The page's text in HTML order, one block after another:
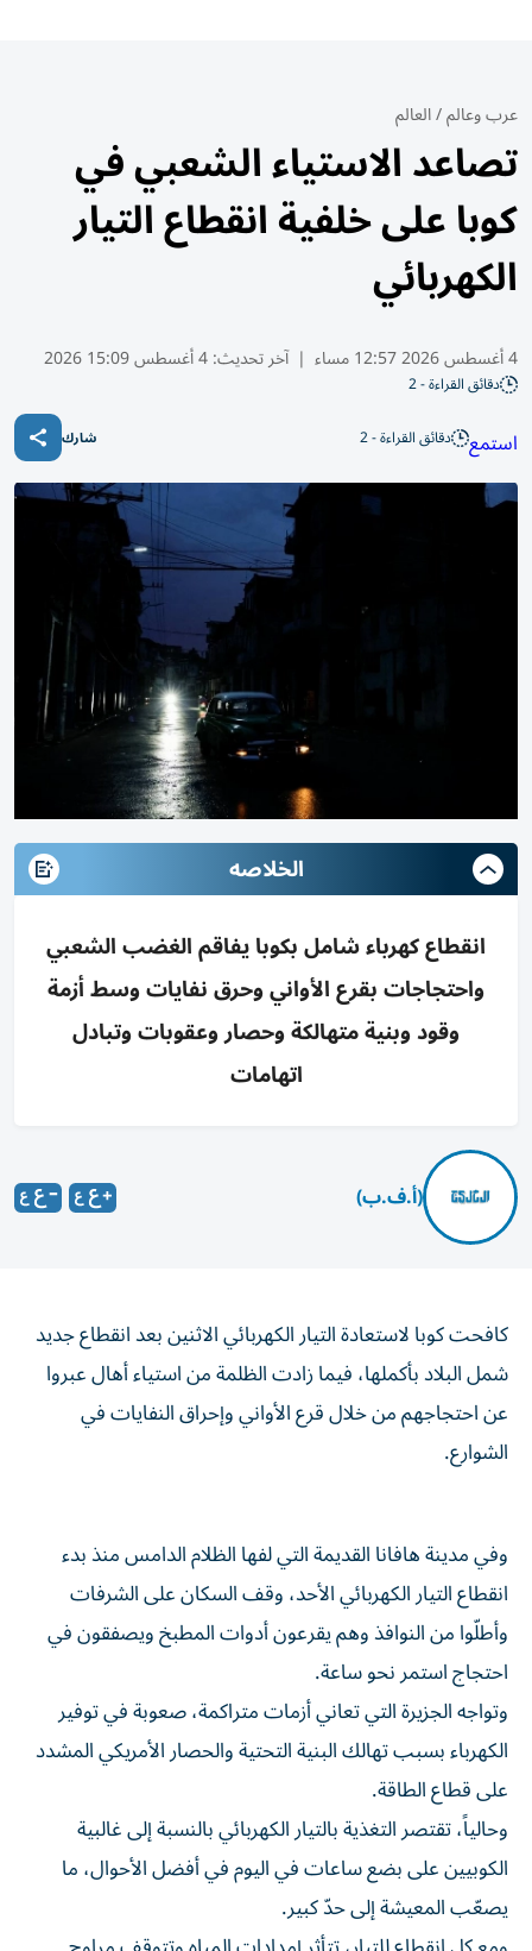
عرب وعالم/العالم
تصاعد الاستياء الشعبي في
كوبا على خلفية انقطاع التيار
الكهربائي
4 أغسطس 2026 12:57 مساء | آخر تحديث:4 أغسطس 15:09 2026
دقائق القراءة - 2
استمع دقائق القراءة - 2 شارك
الخلاصه
انقطاع كهرباء شامل بكوبا يفاقم الغضب الشعبي
واحتجاجات بقرع الأواني وحرق نفايات وسط أزمة
وقود وبنية متهالكة وحصار وعقوبات وتبادل
اتهامات
(أ.ف.ب)
شمل البلاد بأكملها، فيما زادت الظلمة من استياء أهال عبروا
عن احتجاجهم من خلال قرع الأواني وإحراق النفايات في
الشوارع.
انقطاع التيار الكهربائي الأحد، وقف السكان على الشرفات
وأطلّوا من النوافذ وهم يقرعون أدوات المطبخ ويصفقون في
احتجاج استمر نحو ساعة.
وتواجه الجزيرة التي تعاني أزمات متراكمة، صعوبة في توفير
الكهرباء بسبب تهالك البنية التحتية والحصار الأمريكي المشدد
على قطاع الطاقة.
وحالياً، تقتصر التغذية بالتيار الكهربائي بالنسبة إلى غالبية
الكوبيين على بضع ساعات في اليوم في أفضل الأحوال، ما
يصعّب المعيشة إلى حدّ كبير.
ومع كل انقطاع للتيار، تتأثر إمدادات المياه وتتوقف مراوح